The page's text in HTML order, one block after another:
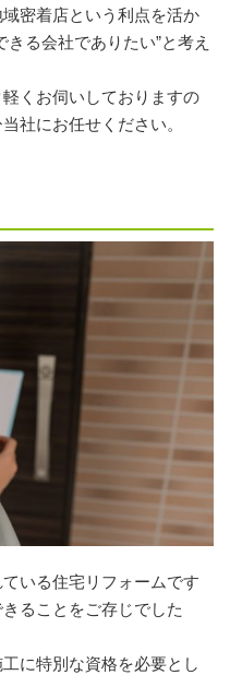
密着店という利点を活か
る会社でありたい”と考え
くお伺いしておりますの
社にお任せください。
いる住宅リフォームです
ることをご存じでした
に特別な資格を必要とし